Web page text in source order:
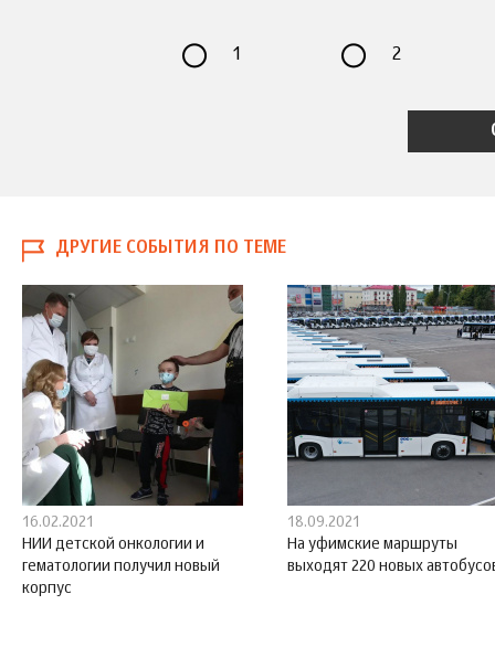
1 2
ДРУГИЕ СОБЫТИЯ ПО ТЕМЕ
16.02.2021
НИИ детской онкологии и
гематологии получил новый
корпус
18.09.2021
На уфимские маршруты
выходят 220 новых